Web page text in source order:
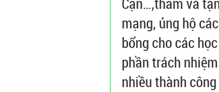
mạng, ủng hộ
bổng cho các
phần trách
nhiều thành